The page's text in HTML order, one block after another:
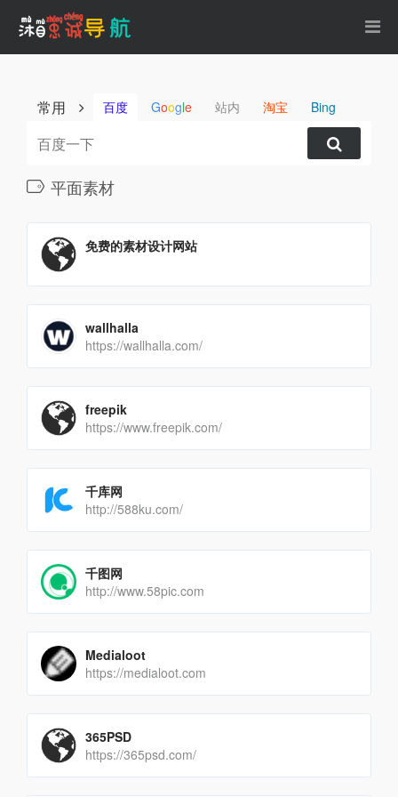
常用 百度 Google 站内 淘宝 Bing
平面素材
免费的素材设计网站
wallhalla
https://wallhalla.com/
freepik
https://www.freepik.com/
千库网
http://588ku.com/
千图网
http://www.58pic.com
Medialoot
https://medialoot.com
365PSD
https://365psd.com/